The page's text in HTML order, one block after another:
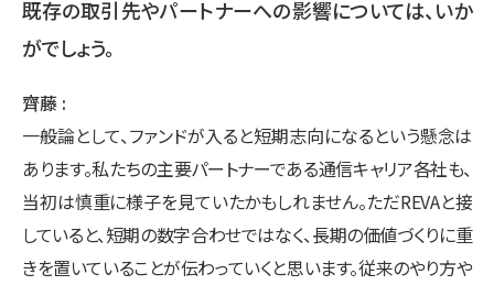
既存の取引先やパートナーへの影響については、いか
がでしょう。
齊藤
一般論として、ファンドが入ると短期志向になるという懸念は
あります。私たちの主要パートナーである通信キャリア各社も、
当初は慎重に様子を見ていたかもしれません。ただREVAと接
していると、短期の数字合わせではなく、長期の価値づくりに重
きを置いていることが伝わっていくと思います。従来のやり方や